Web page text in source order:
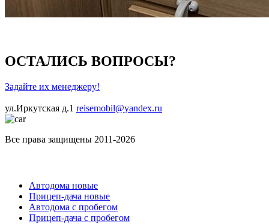
ОСТАЛИСЬ ВОПРОСЫ?
Задайте их менеджеру!
ул.Иркутская д.1 reisemobil@yandex.ru
Все права защищены 2011-2026
Автодома новые
Прицеп-дача новые
Автодома с пробегом
Прицеп-дача с пробегом